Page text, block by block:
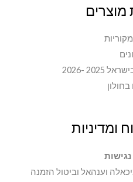
מוצרים
-2026
ומדיניות
וענהאל וביטול הזמנה